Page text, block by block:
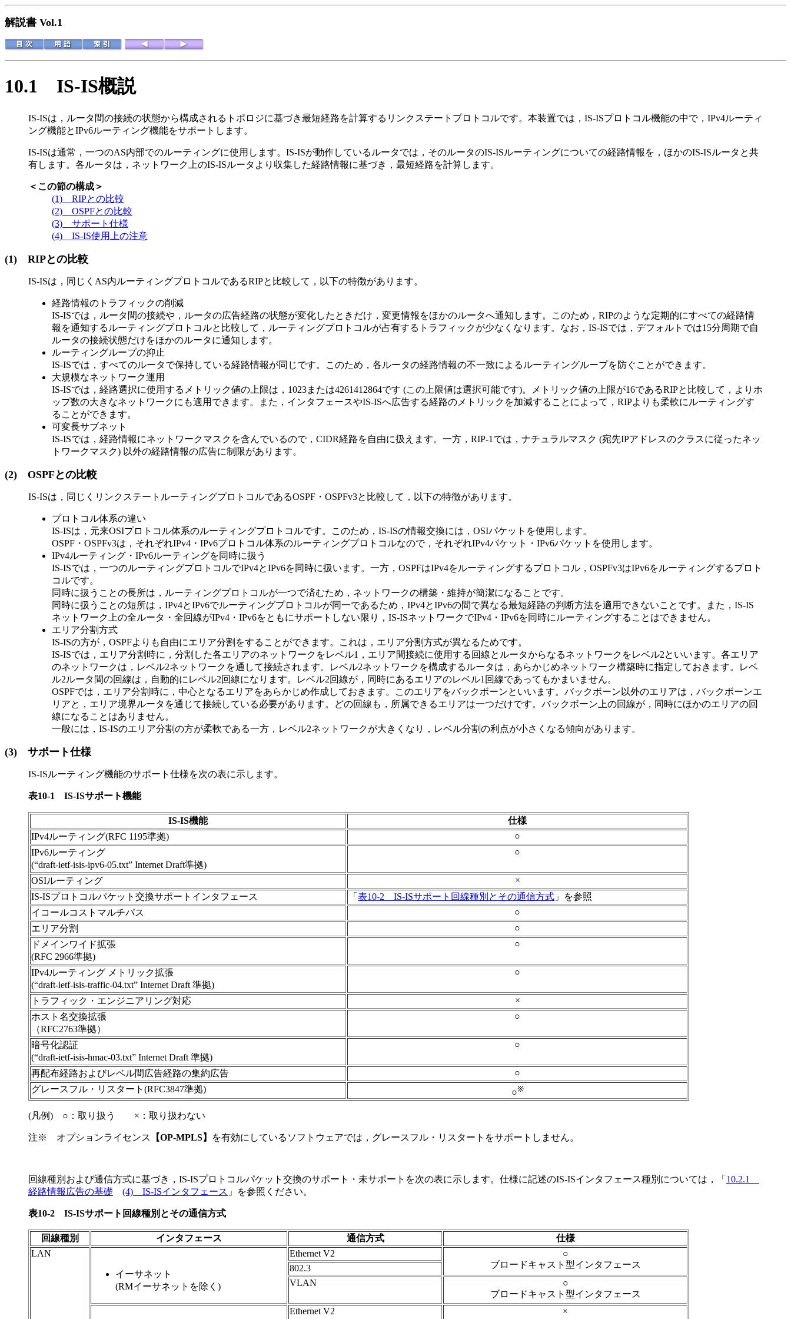
解説書 Vol.1
10.1 IS-IS概説
IS-ISは，ルータ間の接続の状態から構成されるトポロジに基づき最短経路を計算するリンクステートプロトコルです。本装置では，IS-ISプロトコル機能の中で，IPv4ルーティ
ング機能とIPv6ルーティング機能をサポートします。
IS-ISは通常，一つのAS内部でのルーティングに使用します。IS-ISが動作しているルータでは，そのルータのIS-ISルーティングについての経路情報を，ほかのIS-ISルータと共
有します。各ルータは，ネットワーク上のIS-ISルータより収集した経路情報に基づき，最短経路を計算します。
＜この節の構成＞
(1) RIPとの比較
(2) OSPFとの比較
(3) サポート仕様
(4) IS-IS使用上の注意
(1) RIPとの比較
IS-ISは，同じくAS内ルーティングプロトコルであるRIPと比較して，以下の特徴があります。
経路情報のトラフィックの削減
IS-ISでは，ルータ間の接続や，ルータの広告経路の状態が変化したときだけ，変更情報をほかのルータへ通知します。このため，RIPのような定期的にすべての経路情
報を通知するルーティングプロトコルと比較して，ルーティングプロトコルが占有するトラフィックが少なくなります。なお，IS-ISでは，デフォルトでは15分周期で自
ルータの接続状態だけをほかのルータに通知します。
ルーティングループの抑止
IS-ISでは，すべてのルータで保持している経路情報が同じです。このため，各ルータの経路情報の不一致によるルーティングループを防ぐことができます。
大規模なネットワーク運用
IS-ISでは，経路選択に使用するメトリック値の上限は，1023または4261412864です (この上限値は選択可能です)。メトリック値の上限が16であるRIPと比較して，よりホ
ップ数の大きなネットワークにも適用できます。また，インタフェースやIS-ISへ広告する経路のメトリックを加減することによって，RIPよりも柔軟にルーティングす
ることができます。
可変長サブネット
IS-ISでは，経路情報にネットワークマスクを含んでいるので，CIDR経路を自由に扱えます。一方，RIP-1では，ナチュラルマスク (宛先IPアドレスのクラスに従ったネッ
トワークマスク) 以外の経路情報の広告に制限があります。
(2) OSPFとの比較
IS-ISは，同じくリンクステートルーティングプロトコルであるOSPF・OSPFv3と比較して，以下の特徴があります。
プロトコル体系の違い
IS-ISは，元来OSIプロトコル体系のルーティングプロトコルです。このため，IS-ISの情報交換には，OSIパケットを使用します。
OSPF・OSPFv3は，それぞれIPv4・IPv6プロトコル体系のルーティングプロトコルなので，それぞれIPv4パケット・IPv6パケットを使用します。
IPv4ルーティング・IPv6ルーティングを同時に扱う
IS-ISでは，一つのルーティングプロトコルでIPv4とIPv6を同時に扱います。一方，OSPFはIPv4をルーティングするプロトコル，OSPFv3はIPv6をルーティングするプロト
コルです。
同時に扱うことの長所は，ルーティングプロトコルが一つで済むため，ネットワークの構築・維持が簡潔になることです。
同時に扱うことの短所は，IPv4とIPv6でルーティングプロトコルが同一であるため，IPv4とIPv6の間で異なる最短経路の判断方法を適用できないことです。また，IS-IS
ネットワーク上の全ルータ・全回線がIPv4・IPv6をともにサポートしない限り，IS-ISネットワークでIPv4・IPv6を同時にルーティングすることはできません。
エリア分割方式
IS-ISの方が，OSPFよりも自由にエリア分割をすることができます。これは，エリア分割方式が異なるためです。
IS-ISでは，エリア分割時に，分割した各エリアのネットワークをレベル1，エリア間接続に使用する回線とルータからなるネットワークをレベル2といいます。各エリア
のネットワークは，レベル2ネットワークを通して接続されます。レベル2ネットワークを構成するルータは，あらかじめネットワーク構築時に指定しておきます。レベ
ル2ルータ間の回線は，自動的にレベル2回線になります。レベル2回線が，同時にあるエリアのレベル1回線であってもかまいません。
OSPFでは，エリア分割時に，中心となるエリアをあらかじめ作成しておきます。このエリアをバックボーンといいます。バックボーン以外のエリアは，バックボーンエ
リアと，エリア境界ルータを通じて接続している必要があります。どの回線も，所属できるエリアは一つだけです。バックボーン上の回線が，同時にほかのエリアの回
線になることはありません。
一般には，IS-ISのエリア分割の方が柔軟である一方，レベル2ネットワークが大きくなり，レベル分割の利点が小さくなる傾向があります。
(3) サポート仕様
IS-ISルーティング機能のサポート仕様を次の表に示します。
表10-1 IS-ISサポート機能
IS-IS機能
仕様
IPv4ルーティング(RFC 1195準拠)
○
IPv6ルーティング
(“draft-ietf-isis-ipv6-05.txt” Internet Draft準拠)
○
OSIルーティング
×
IS-ISプロトコルパケット交換サポートインタフェース
「 表10-2 IS-ISサポート回線種別とその通信方式 」を参照
イコールコストマルチパス
○
エリア分割
○
ドメインワイド拡張
(RFC 2966準拠)
○
IPv4ルーティング メトリック拡張
(“draft-ietf-isis-traffic-04.txt” Internet Draft 準拠)
○
トラフィック・エンジニアリング対応
×
ホスト名交換拡張
（RFC2763準拠）
○
暗号化認証
(“draft-ietf-isis-hmac-03.txt” Internet Draft 準拠)
○
再配布経路およびレベル間広告経路の集約広告
○
グレースフル・リスタート(RFC3847準拠)
○※
(凡例) ○：取り扱う ×：取り扱わない
注※ オプションライセンス 【OP-MPLS】 を有効にしているソフトウェアでは，グレースフル・リスタートをサポートしません。
回線種別および通信方式に基づき，IS-ISプロトコルパケット交換のサポート・未サポートを次の表に示します。仕様に記述のIS-ISインタフェース種別については，「 10.2.1
経路情報広告の基礎
(4) IS-ISインタフェース 」を参照ください。
表10-2 IS-ISサポート回線種別とその通信方式
回線種別 インタフェース 通信方式
仕様
LAN
イーサネット
(RMイーサネットを除く)
Ethernet V2
○
ブロードキャスト型インタフェース
802.3
VLAN
○
ブロードキャスト型インタフェース
Ethernet V2 ×